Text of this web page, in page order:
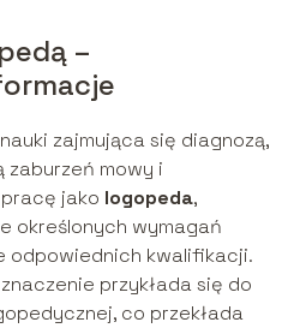
–
zajmująca się diagnozą,
mowy i
jako logopeda,
określonych wymagań
odpowiednich kwalifikacji.
przykłada się do
co przekłada